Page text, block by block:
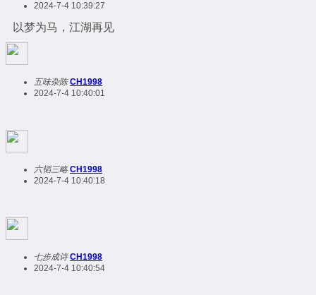
2024-7-4 10:39:27
以梦为马，江湖再见
五味杂陈 CH1998
2024-7-4 10:40:01
六韬三略 CH1998
2024-7-4 10:40:18
七步成诗 CH1998
2024-7-4 10:40:54